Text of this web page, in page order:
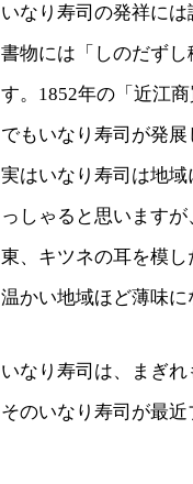
いなり寿司の発祥に
書物には「しのだず
す。1852年の「近江
でもいなり寿司が発展
実はいなり寿司は地
っしゃると思います
東、キツネの耳を模
温かい地域ほど薄味に
いなり寿司は、まぎれ
そのいなり寿司が最近